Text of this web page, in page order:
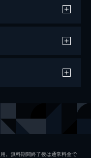
岡崎紗絵
。無料期間終了後は通常料金で